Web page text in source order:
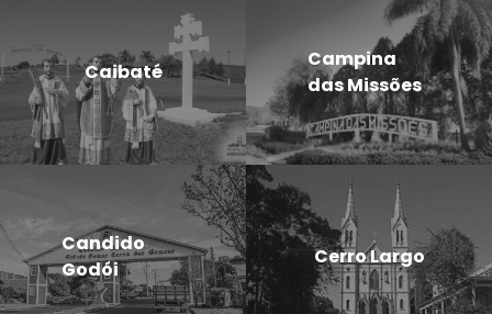
Caibaté
Campina
das Missões
Candido
Godói
Cerro Largo